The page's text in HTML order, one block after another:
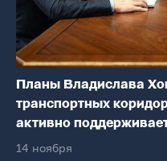
Планы Владислава
транспортных
активно
14 ноября